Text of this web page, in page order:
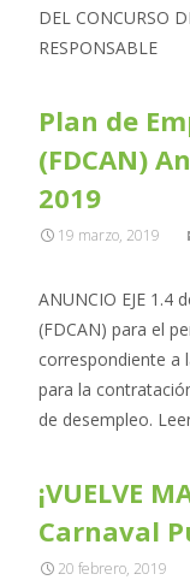
DEL CONCURSO
RESPONSABLE
Plan de
(FDCAN)
2019
19 marzo, 2019
ANUNCIO EJE 1.4
(FDCAN) para el
correspondiente a
para la
de desempleo.
¡VUELVE
Carnaval
20 febrero, 2019